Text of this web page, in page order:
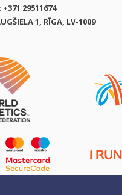
+371 29511674
1, RĪGA, LV-1009